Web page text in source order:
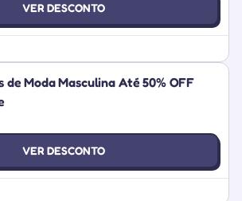
VER DESCONTO
de Moda Masculina Até 50% OFF
VER DESCONTO